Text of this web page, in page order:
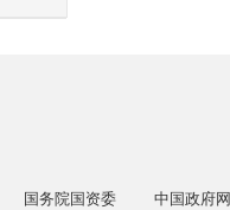
国务院国资委 中国政府网